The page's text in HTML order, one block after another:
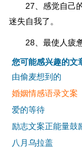
27、感觉自己
迷失自我了。
28、最使人疲
您可能感兴趣的文
由偷麦想到的
婚姻情感语录文案
爱的等待
励志文案正能量鼓
八月乌拉盖